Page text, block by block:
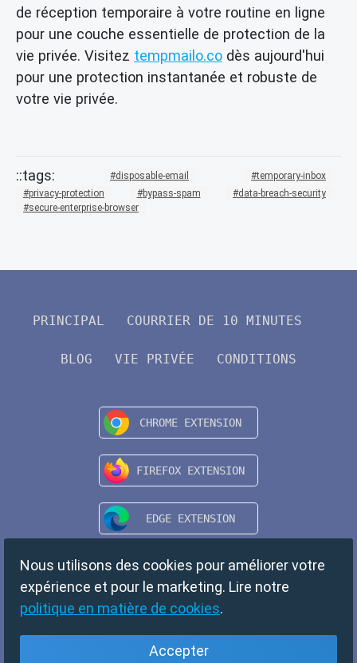
de réception temporaire à votre routine en ligne
pour une couche essentielle de protection de la
vie privée. Visitez tempmailo.co dès aujourd'hui
pour une protection instantanée et robuste de
votre vie privée.
disposable-email
temporary-inbox
privacy-protection
bypass-spam
data-breach-security
secure-enterprise-browser
PRINCIPAL COURRIER DE 10 MINUTES
BLOG VIE PRIVÉE CONDITIONS
Nous utilisons des cookies pour améliorer votre
expérience et pour le marketing. Lire notre
politique en matière de cookies.
Accepter